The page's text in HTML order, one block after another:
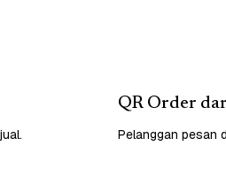
QR Order
Pelanggan pesan